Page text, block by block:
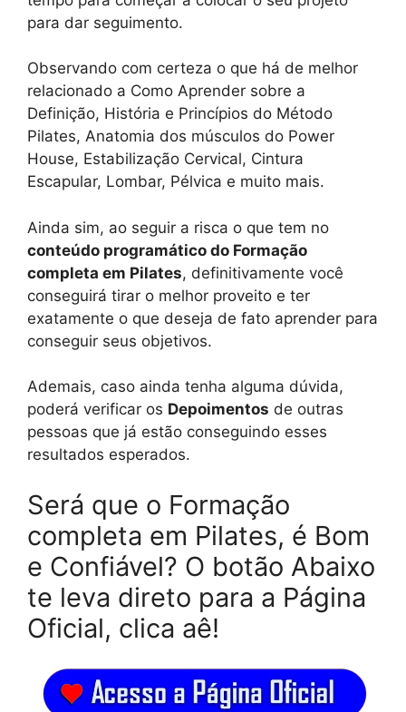
para dar seguimento.
Observando com certeza o que há de melhor
relacionado a Como Aprender sobre a
Definição, História e Princípios do Método
Pilates, Anatomia dos músculos do Power
House, Estabilização Cervical, Cintura
Escapular, Lombar, Pélvica e muito mais.
Ainda sim, ao seguir a risca o que tem no
conteúdo programático do Formação
completa em Pilates, definitivamente você
conseguirá tirar o melhor proveito e ter
exatamente o que deseja de fato aprender para
conseguir seus objetivos.
Ademais, caso ainda tenha alguma dúvida,
poderá verificar os Depoimentos de outras
pessoas que já estão conseguindo esses
resultados esperados.
Será que o Formação
completa em Pilates, é Bom
e Confiável? O botão Abaixo
te leva direto para a Página
Oficial, clica aê!